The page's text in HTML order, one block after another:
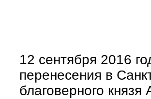
12 сентября 2016
перенесения в
благоверного